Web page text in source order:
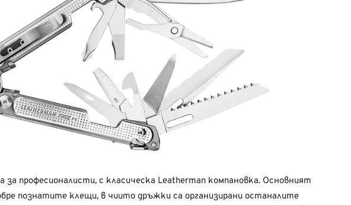
за професионалисти, с класическа Leatherman компановка. Основният
познатите клещи, в чиито дръжки са организирани останалите